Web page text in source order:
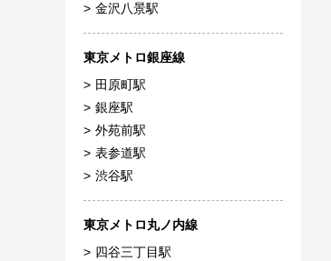
金沢八景駅
東京メトロ銀座線
田原町駅
銀座駅
外苑前駅
表参道駅
渋谷駅
東京メトロ丸ノ内線
四谷三丁目駅